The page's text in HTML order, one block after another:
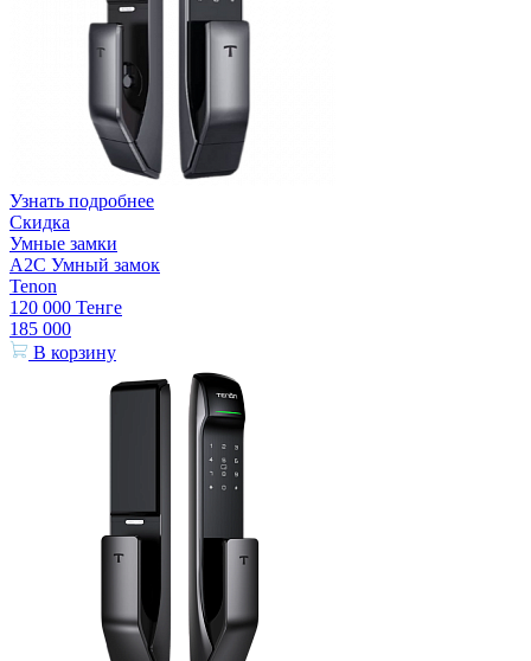
Узнать подробнее
Скидка
Умные замки
A2C Умный замок
Tenon
120 000 Тенге
185 000
В корзину